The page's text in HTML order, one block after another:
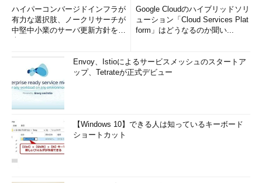
ハイパーコンバージドインフラが
有力な選択肢、ノークリサーチが
中堅中小業のサーバ更新方針を調
Google Cloudのハイブリッドソリ
ューション「Cloud Services Plat
form」はどうなるのか聞い...
Envoy、Istioによるサービスメッシュのスタートア
ップ、Tetrateが正式デビュー
【Windows 10】できる人は知っているキーボード
ショートカット